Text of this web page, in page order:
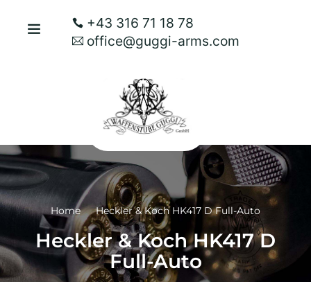
+43 316 71 18 78
office@guggi-arms.com
Home Heckler & Koch HK417 D Full-Auto
Heckler & Koch HK417 D
Full-Auto